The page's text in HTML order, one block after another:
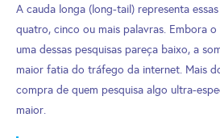
A cauda longa (long-tail) representa
quatro, cinco ou mais palavras. Embora
uma dessas pesquisas pareça baixo, a
maior fatia do tráfego da internet. Mais
compra de quem pesquisa algo ultra-
maior.